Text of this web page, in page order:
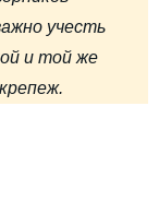
учесть
и той же